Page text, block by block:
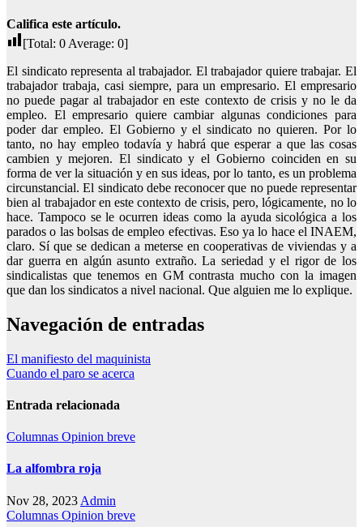
Califica este artículo.
[Total: 0 Average: 0]
El sindicato representa al trabajador. El trabajador quiere trabajar. El
trabajador trabaja, casi siempre, para un empresario. El empresario
no puede pagar al trabajador en este contexto de crisis y no le da
empleo. El empresario quiere cambiar algunas condiciones para
poder dar empleo. El Gobierno y el sindicato no quieren. Por lo
tanto, no hay empleo todavía y habrá que esperar a que las cosas
cambien y mejoren. El sindicato y el Gobierno coinciden en su
forma de ver la situación y en sus ideas, por lo tanto, es un problema
circunstancial. El sindicato debe reconocer que no puede representar
bien al trabajador en este contexto de crisis, pero, lógicamente, no lo
hace. Tampoco se le ocurren ideas como la ayuda sicológica a los
parados o las bolsas de empleo efectivas. Eso ya lo hace el INAEM,
claro. Sí que se dedican a meterse en cooperativas de viviendas y a
dar guerra en algún asunto extraño. La seriedad y el rigor de los
sindicalistas que tenemos en GM contrasta mucho con la imagen
que dan los sindicatos a nivel nacional. Que alguien me lo explique.
Navegación de entradas
El manifiesto del maquinista
Cuando el paro se acerca
Entrada relacionada
Columnas Opinion breve
La alfombra roja
Nov 28, 2023 Admin
Columnas Opinion breve